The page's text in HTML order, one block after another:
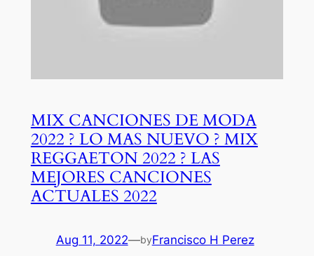
MIX CANCIONES DE MODA
2022 ? LO MAS NUEVO ? MIX
REGGAETON 2022 ? LAS
MEJORES CANCIONES
ACTUALES 2022
Aug 11, 2022—byFrancisco H Perez